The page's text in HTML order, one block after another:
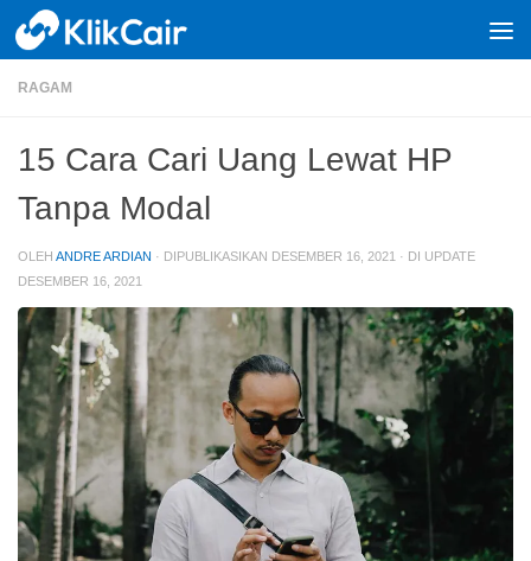
Skip to content
RAGAM
15 Cara Cari Uang Lewat HP
Tanpa Modal
OLEH ANDRE ARDIAN · DIPUBLIKASIKAN DESEMBER 16, 2021 · DI UPDATE
DESEMBER 16, 2021